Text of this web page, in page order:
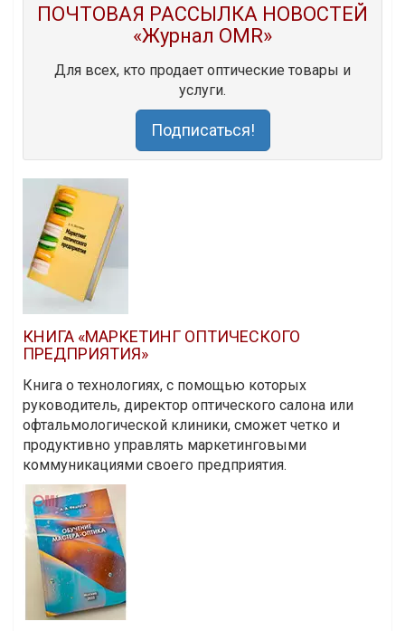
ПОЧТОВАЯ РАССЫЛКА НОВОСТЕЙ
«Журнал OMR»
Для всех, кто продает оптические товары и
услуги.
Подписаться!
КНИГА «МАРКЕТИНГ ОПТИЧЕСКОГО
ПРЕДПРИЯТИЯ»
Книга о технологиях, с помощью которых
руководитель, директор оптического салона или
офтальмологической клиники, сможет четко и
продуктивно управлять маркетинговыми
коммуникациями своего предприятия.